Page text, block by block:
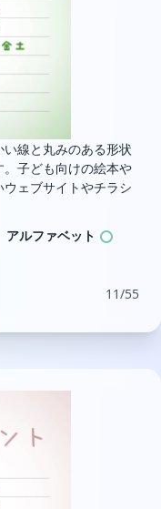
線と丸みのある形状
子ども向けの絵本や
ェブサイトやチラシ
アルファベット
11/55